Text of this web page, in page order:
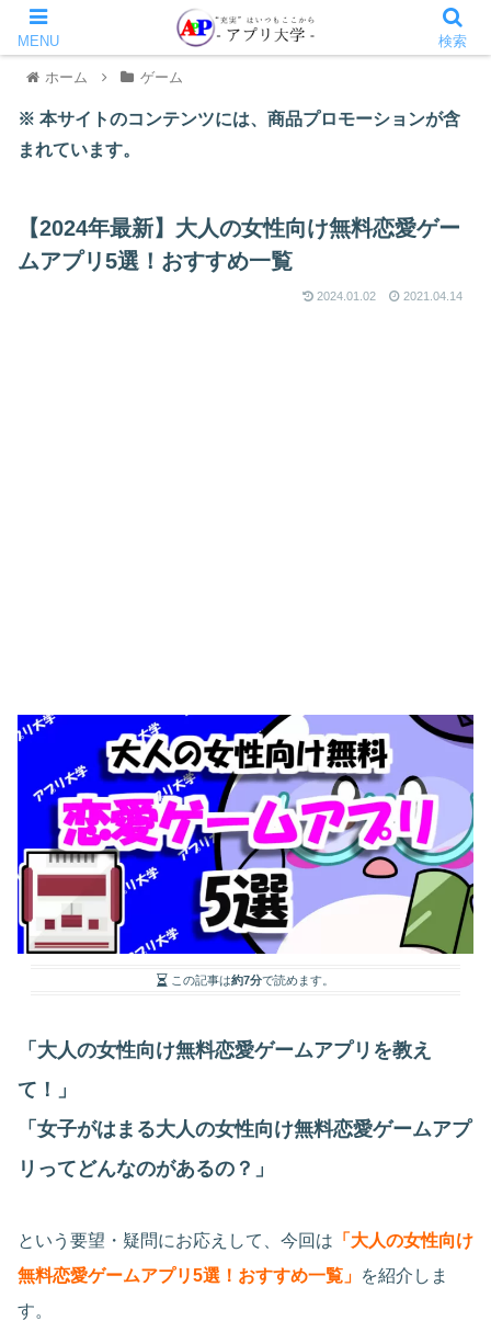
ホーム ゲーム
※ 本サイトのコンテンツには、商品プロモーションが含
まれています。
【2024年最新】大人の女性向け無料恋愛ゲー
ムアプリ5選！おすすめ一覧
2024.01.02 2021.04.14
この記事は約7分で読めます。
「大人の女性向け無料恋愛ゲームアプリを教え
て！」
「女子がはまる大人の女性向け無料恋愛ゲームアプ
リってどんなのがあるの？」
という要望・疑問にお応えして、今回は 「大人の女性向け
無料恋愛ゲームアプリ5選！おすすめ一覧」 を紹介しま
す。
MENU 検索